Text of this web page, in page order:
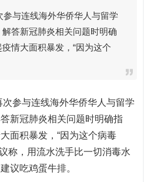
与连线海外华侨华人与留学
答新冠肺炎相关问题时明确
情大面积暴发，“因为这个
参与连线海外华侨华人与留学
新冠肺炎相关问题时明确指
面积暴发，“因为这个病毒
称，用流水洗手比一切消毒水
议吃鸡蛋牛排。